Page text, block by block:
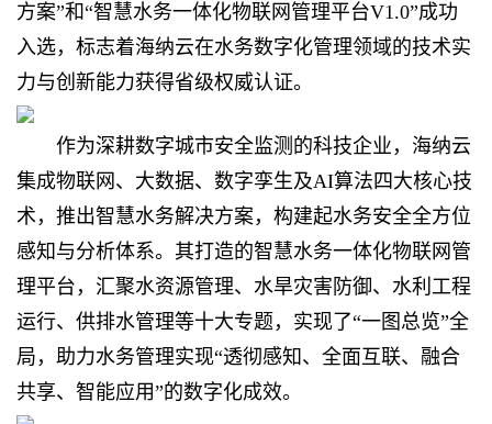
方案”和“智慧水务一体化物联网管理平台V1.0”成功
入选，标志着海纳云在水务数字化管理领域的技术实
力与创新能力获得省级权威认证。
作为深耕数字城市安全监测的科技企业，海纳云
集成物联网、大数据、数字孪生及AI算法四大核心技
术，推出智慧水务解决方案，构建起水务安全全方位
感知与分析体系。其打造的智慧水务一体化物联网管
理平台，汇聚水资源管理、水旱灾害防御、水利工程
运行、供排水管理等十大专题，实现了“一图总览”全
局，助力水务管理实现“透彻感知、全面互联、融合
共享、智能应用”的数字化成效。